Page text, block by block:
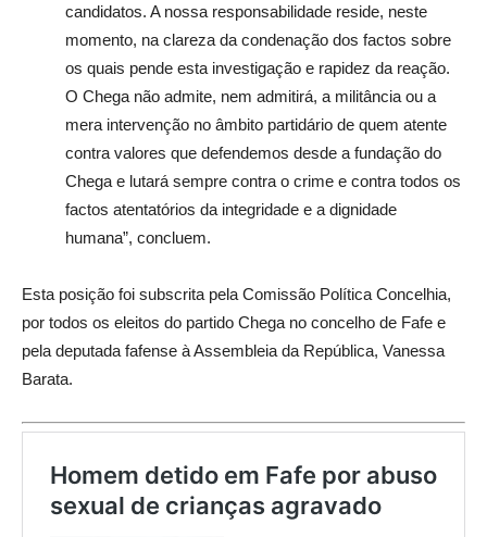
candidatos. A nossa responsabilidade reside, neste
momento, na clareza da condenação dos factos sobre
os quais pende esta investigação e rapidez da reação.
O Chega não admite, nem admitirá, a militância ou a
mera intervenção no âmbito partidário de quem atente
contra valores que defendemos desde a fundação do
Chega e lutará sempre contra o crime e contra todos os
factos atentatórios da integridade e a dignidade
humana”, concluem.
Esta posição foi subscrita pela Comissão Política Concelhia,
por todos os eleitos do partido Chega no concelho de Fafe e
pela deputada fafense à Assembleia da República, Vanessa
Barata.